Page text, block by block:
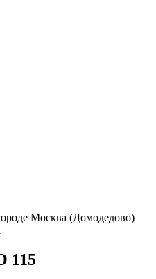
Москва (Домодедово)
115